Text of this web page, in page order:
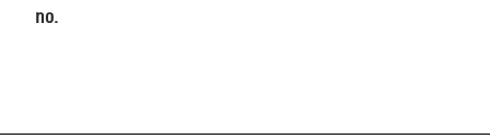
no.